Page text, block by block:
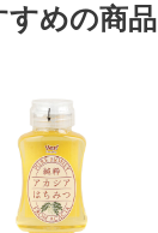
すめの商品